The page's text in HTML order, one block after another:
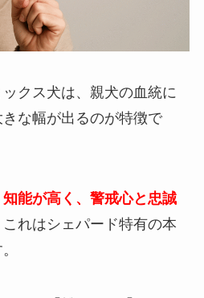
クス犬は、親犬の血統に
な幅が出るのが特徴で
知能が高く、警戒心と忠誠
れはシェパード特有の本